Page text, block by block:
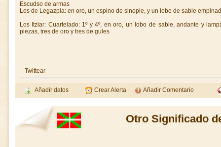
Escudso de armas
Los de Legazpia: en oro, un espino de sinople, y un lobo de sable
Los Itziar: Cuartelado: 1º y 4º, en oro, un lobo de sable, andante y
piezas, tres de oro y tres de gules
Twittear
Añadir datos Crear Alerta Añadir Comentario
Otro Significado